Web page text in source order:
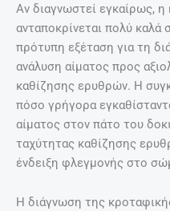
Αν διαγνωστεί εγκαίρως,
ανταποκρίνεται πολύ
πρότυπη εξέταση για τη
ανάλυση αίματος προς
καθίζησης ερυθρών. Η
πόσο γρήγορα
αίματος στον πάτο του
ταχύτητας καθίζησης
ένδειξη φλεγμονής στο
Η διάγνωση της